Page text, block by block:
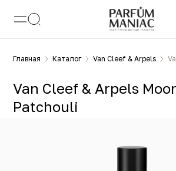
Главная Каталог Van Cleef & Arpels
Van Cleef & Arpels
Patchouli